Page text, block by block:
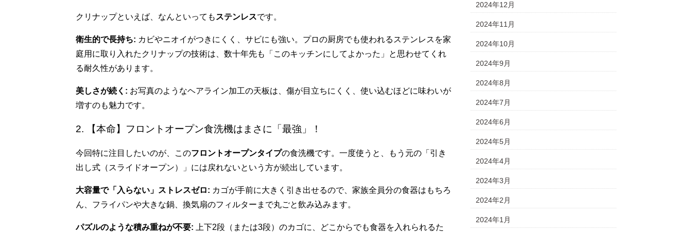
クリナップといえば、なんといっても ステンレスです。
衛生的で長持ち: カビやニオイがつきにくく、サビにも強い。プロの厨房でも使われるステンレスを家
庭用に取り入れたクリナップの技術は、数十年先も「このキッチンにしてよかった」と思わせてくれ
る耐久性があります。
美しさが続く: お写真のようなヘアライン加工の天板は、傷が目立ちにくく、使い込むほどに味わいが
増すのも魅力です。
2. 【本命】フロントオープン食洗機はまさに「最強」！
今回特に注目したいのが、このフロントオープンタイプの食洗機です。一度使うと、もう元の「引き
出し式（スライドオープン）」には戻れないという方が続出しています。
大容量で「入らない」ストレスゼロ: カゴが手前に大きく引き出せるので、家族全員分の食器はもちろ
ん、フライパンや大きな鍋、換気扇のフィルターまで丸ごと飲み込みます。
パズルのような積み重ねが不要: 上下2段（または3段）のカゴに、どこからでも食器を入れられるた
2024年12月
2024年11月
2024年10月
2024年9月
2024年8月
2024年7月
2024年6月
2024年5月
2024年4月
2024年3月
2024年2月
2024年1月